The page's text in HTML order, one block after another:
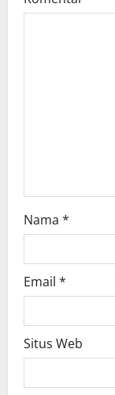
Nama *
Email *
Situs Web